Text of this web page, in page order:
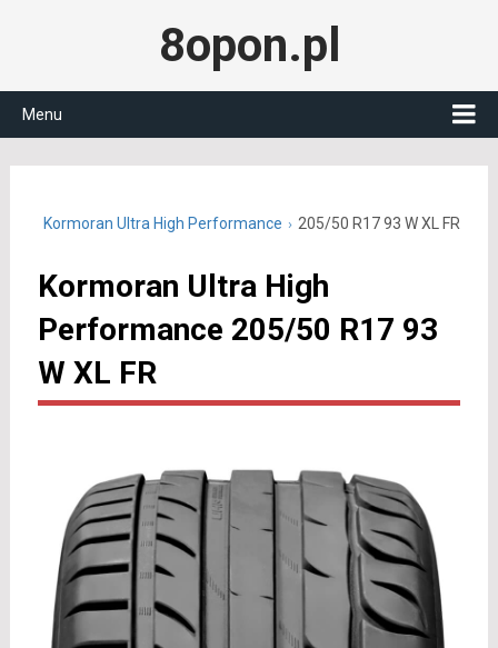
8opon.pl
Menu
Kormoran Ultra High Performance 205/50 R17 93 W XL FR
Kormoran Ultra High
Performance 205/50 R17 93
W XL FR